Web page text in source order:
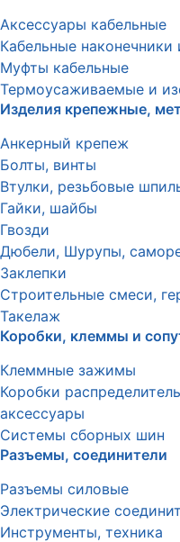
Аксессуары кабельные
Кабельные
Муфты кабельные
Термоусаживаемые и
Изделия крепежные,
Анкерный крепеж
Болты, винты
Втулки, резьбовые
Гайки, шайбы
Гвозди
Дюбели, Шурупы,
Заклепки
Строительные смеси,
Такелаж
Коробки, клеммы и
Клеммные зажимы
Коробки
аксессуары
Системы сборных шин
Разъемы, соединители
Разъемы силовые
Электрические
Инструменты, техника